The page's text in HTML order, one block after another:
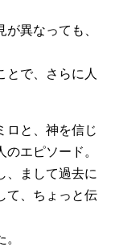
異なっても、
とで、さらに人
ロと、神を信じ
エピソード。
、まして過去に
て、ちょっと伝